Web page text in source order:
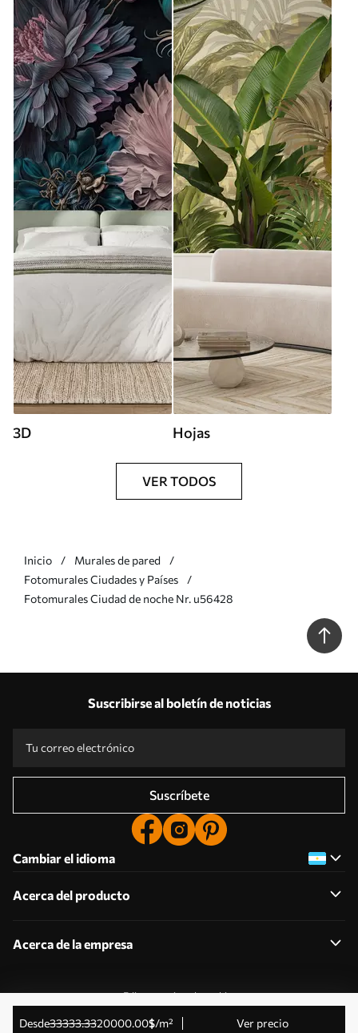
desde33333.3320000.00$/m² Ver precio
3D Hojas
VER TODOS
Inicio
Murales de pared
Fotomurales Ciudades y Países
Fotomurales Ciudad de noche Nr. u56428
Suscribirse al boletín de noticias
Suscríbete
Cambiar el idioma
Acerca del producto
Acerca de la empresa
Editar permisos de cookies
© 2011-2026 Uwalls . Todos los derechos reservados.